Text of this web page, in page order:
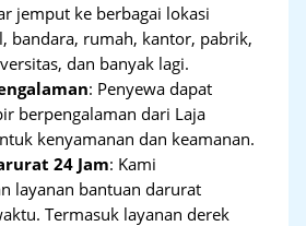
jemput ke berbagai lokasi
bandara, rumah, kantor, pabrik,
dan banyak lagi.
: Penyewa dapat
berpengalaman dari Laja
kenyamanan dan keamanan.
24 Jam: Kami
layanan bantuan darurat
Termasuk layanan derek